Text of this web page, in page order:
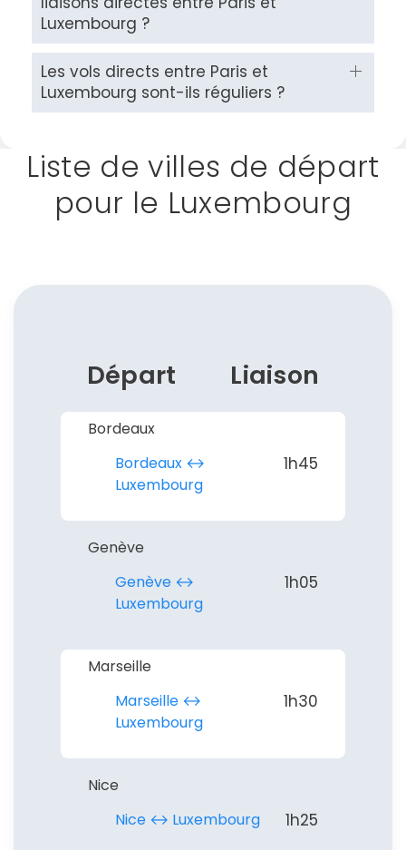
Luxembourg ?
Les vols directs entre Paris et
Luxembourg sont-ils réguliers ?
Liste de villes de départ
pour le Luxembourg
Départ Liaison
Bordeaux
Bordeaux ↔︎
Luxembourg
1h45
Genève
Genève ↔︎
Luxembourg
1h05
Marseille
Marseille ↔︎
Luxembourg
1h30
Nice
Nice ↔︎ Luxembourg
1h25
Continuer avec Apple
ou connectez-vous par mail